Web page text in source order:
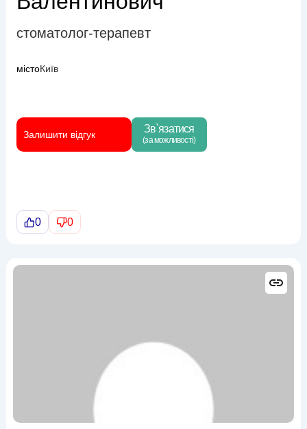
стоматолог-терапевт
містоКиїв
Залишити відгук Зв`язатися
(за можливості)
0 0